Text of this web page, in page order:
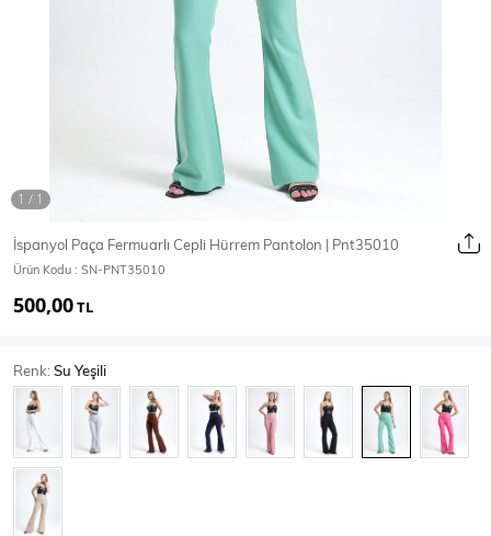
Mont & Kaban Yağmurluk
T-Shirt
Body Atlet Crop & Büstiyer
SPOR GİYİM
İspanyol Paça Fermuarlı Cepli Hürrem Pantolon | Pnt35010
Ürün Kodu : SN-PNT35010
500,00TL
Renk:Su Yeşili